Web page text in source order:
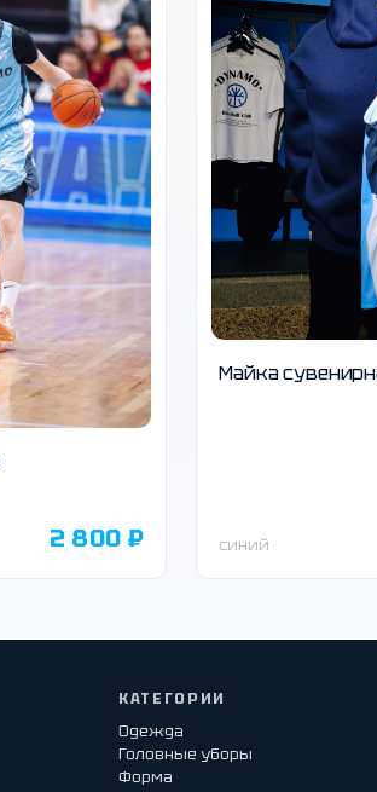
2 800 ₽
Майка
синий
КАТЕГОРИИ
Одежда
Головные уборы
Форма